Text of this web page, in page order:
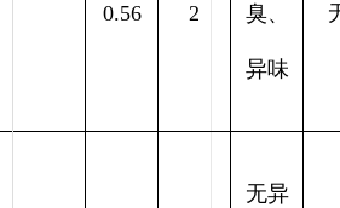
0.56 2 臭、
异味
无异